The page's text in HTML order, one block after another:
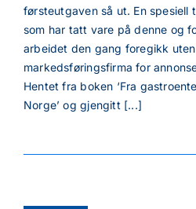
førsteutgaven så ut. En
som har tatt vare på denne og
arbeidet den gang foregikk
markedsføringsfirma for
Hentet fra boken ‘Fra
Norge’ og gjengitt [...]